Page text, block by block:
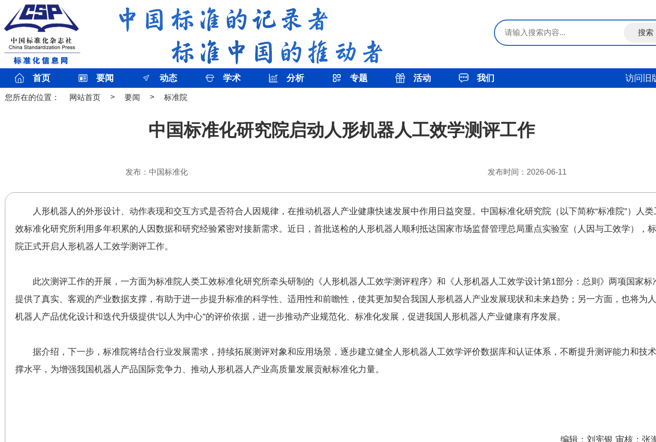
首页 要闻 动态 学术 分析 专题 活动 我们 访问旧
您所在的位置： 网站首页 > 要闻 > 标准院
中国标准化研究院启动人形机器人工效学测评工作
发布：中国标准化 发布时间：2026-06-11
人形机器人的外形设计、动作表现和交互方式是否符合人因规律，在推动机器人产业健康快速发展中作用日益突显。中国标准化研究院（以下简称“标准院”）人类
效标准化研究所利用多年积累的人因数据和研究经验紧密对接新需求。近日，首批送检的人形机器人顺利抵达国家市场监督管理总局重点实验室（人因与工效学），
院正式开启人形机器人工效学测评工作。
此次测评工作的开展，一方面为标准院人类工效标准化研究所牵头研制的《人形机器人工效学测评程序》和《人形机器人工效学设计第1部分：总则》两项国家标
提供了真实、客观的产业数据支撑，有助于进一步提升标准的科学性、适用性和前瞻性，使其更加契合我国人形机器人产业发展现状和未来趋势；另一方面，也将为
机器人产品优化设计和迭代升级提供“以人为中心”的评价依据，进一步推动产业规范化、标准化发展，促进我国人形机器人产业健康有序发展。
据介绍，下一步，标准院将结合行业发展需求，持续拓展测评对象和应用场景，逐步建立健全人形机器人工效学评价数据库和认证体系，不断提升测评能力和技
撑水平，为增强我国机器人产品国际竞争力、推动人形机器人产业高质量发展贡献标准化力量。
编辑：刘宪银 审核：张